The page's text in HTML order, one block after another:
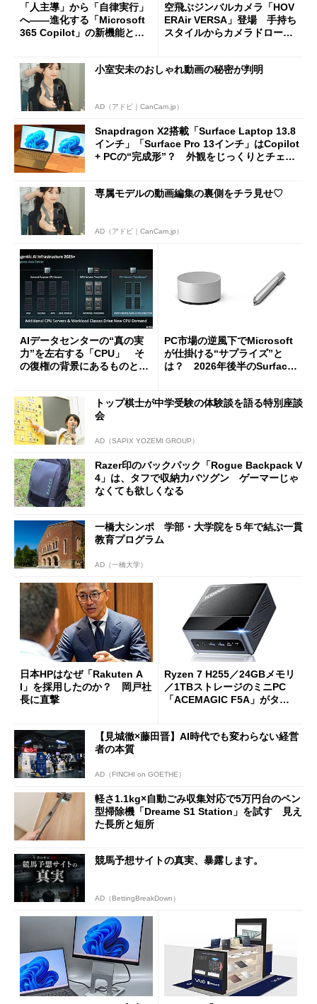
「人主導」から「自律実行」
へ――進化する「Microsoft
365 Copilot」の新機能とエ
空飛ぶジンバルカメラ「HOV
ERAir VERSA」登場 手持ち
スタイルからカメラドローン
小室安未のおしゃれ動画の秘密が判明
AD（アドビ｜CanCam.jp）
Snapdragon X2搭載「Surface Laptop 13.8
インチ」「Surface Pro 13インチ」はCopilot
+ PCの“完成形”？ 外観をじっくりとチェッ
専属モデルの動画編集の裏側をチラ見せ♡
AD（アドビ｜CanCam.jp）
AIデータセンターの“真の実
力”を左右する「CPU」 そ
の復権の背景にあるものと
PC市場の逆風下でMicrosoft
が仕掛ける“サプライズ”と
は？ 2026年後半のSurface
トップ棋士が中学受験の体験談を語る特別座談
会
AD（SAPIX YOZEMI GROUP）
Razer印のバックパック「Rogue Backpack V
4」は、タフで収納力バツグン ゲーマーじゃ
なくても欲しくなる
一橋大シンポ 学部・大学院を５年で結ぶ一貫
教育プログラム
AD（一橋大学）
日本HPはなぜ「Rakuten A
I」を採用したのか？ 岡戸社
長に直撃
Ryzen 7 H255／24GBメモリ
／1TBストレージのミニPC
「ACEMAGIC F5A」がタイ
【見城徹×藤田晋】AI時代でも変わらない経営
者の本質
AD（FINCHI on GOETHE）
軽さ1.1kg×自動ごみ収集対応で5万円台のペン
型掃除機「Dreame S1 Station」を試す 見え
た長所と短所
競馬予想サイトの真実、暴露します。
AD（BettingBreakDown）